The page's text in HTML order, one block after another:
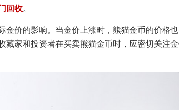
回收。
价的影响。当金价上涨时，熊猫金币的价格
家和投资者在买卖熊猫金币时，应密切关注